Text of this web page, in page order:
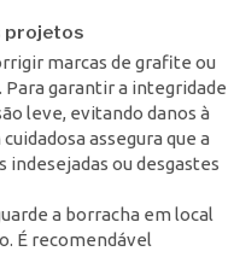
projetos
marcas de grafite ou
Para garantir a integridade
leve, evitando danos à
assegura que a
ou desgastes
a borracha em local
É recomendável